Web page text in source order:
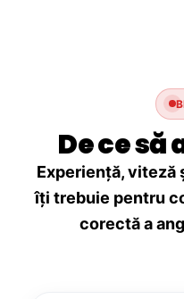
De ce să
Experiență,
îți trebuie pentru
corectă a